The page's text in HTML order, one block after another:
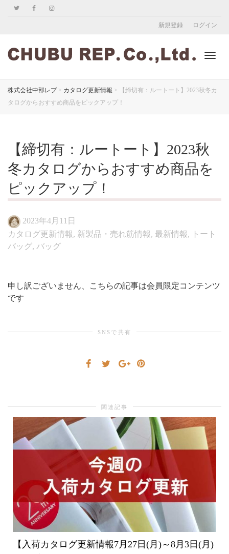
新規登録 ログイン
切
り
株式会社中部レプ> カタログ更新情報 >
【締切有：ルートート】2023秋冬カ
タログからおすすめ商品をピックアップ！
【締切有：ルートート】2023秋
冬カタログからおすすめ商品を
ピックアップ！
2023年4月11日
カタログ更新情報, 新製品・売れ筋情報, 最新情報,
トート
バッグ, バッグ
申し訳ございません、こちらの記事は会員限定コンテンツ
です
SNSで共有
関連記事
【入荷カタログ更新情報7月27日(月)～8月3日(月)